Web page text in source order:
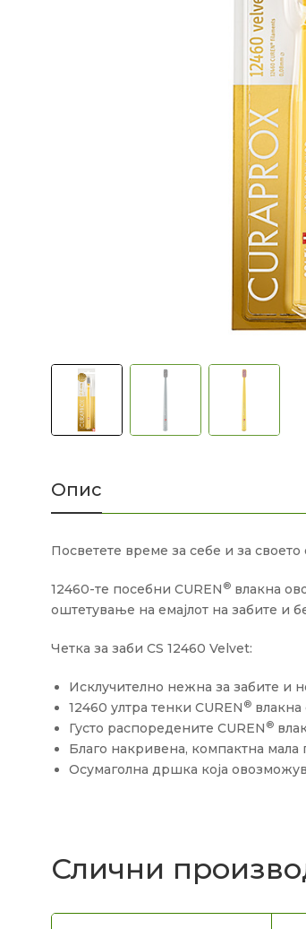
Опис
Посветете време за себе и за
12460-те посебни CUREN ® влакна
оштетување на емајлот на забите и
Четка за заби CS 12460 Velvet:
Исклучително нежна за забите и
12460 ултра тенки CUREN ®влакна
Густо распоредените CUREN ®
Благо накривена, компактна мала
Осумаголна дршка која
Слични